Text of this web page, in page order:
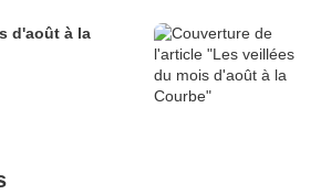
d'août à la